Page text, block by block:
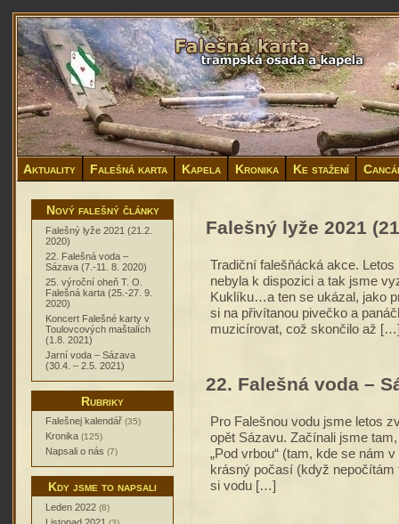
Aktuality Falešná karta Kapela Kronika Ke stažení
Nový falešný články
Falešný lyže 2021 (21.2.
2020)
22. Falešná voda –
Sázava (7.-11. 8. 2020)
25. výroční oheň T. O.
Falešná karta (25.-27. 9.
2020)
Koncert Falešné karty v
Toulovcových maštalích
(1.8. 2021)
Jarní voda – Sázava
(30.4. – 2.5. 2021)
Rubriky
Falešnej kalendář (35)
Kronika (125)
Napsali o nás (7)
Kdy jsme to napsali
Leden 2022 (8)
Falešný lyže 2021
Tradiční falešňácká akce.
nebyla k dispozici a tak jsme
Kuklíku…a ten se ukázal, jako
si na přivítanou pivečko a
muzicírovat, což skončilo až
22. Falešná voda –
Pro Falešnou vodu jsme letos
opět Sázavu. Začínali jsme
„Pod vrbou“ (tam, kde se nám
krásný počasí (když
si vodu […]